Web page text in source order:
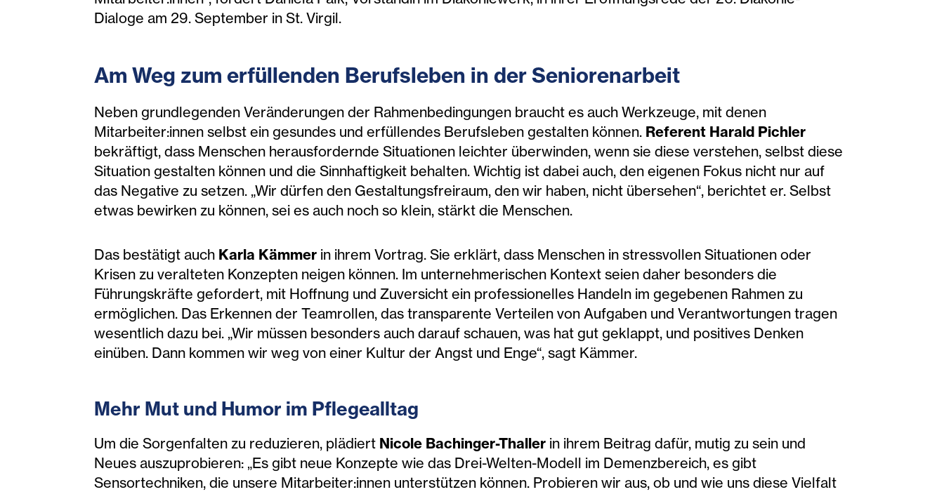
Dialoge am 29. September in St. Virgil.
Am Weg zum erfüllenden Berufsleben in der Seniorenarbeit
Neben grundlegenden Veränderungen der Rahmenbedingungen braucht es auch Werkzeuge, mit denen
Mitarbeiter:innen selbst ein gesundes und erfüllendes Berufsleben gestalten können. Referent Harald Pichler
bekräftigt, dass Menschen herausfordernde Situationen leichter überwinden, wenn sie diese verstehen, selbst diese
Situation gestalten können und die Sinnhaftigkeit behalten. Wichtig ist dabei auch, den eigenen Fokus nicht nur auf
das Negative zu setzen. „Wir dürfen den Gestaltungsfreiraum, den wir haben, nicht übersehen“, berichtet er. Selbst
etwas bewirken zu können, sei es auch noch so klein, stärkt die Menschen.
Das bestätigt auch Karla Kämmer in ihrem Vortrag. Sie erklärt, dass Menschen in stressvollen Situationen oder
Krisen zu veralteten Konzepten neigen können. Im unternehmerischen Kontext seien daher besonders die
Führungskräfte gefordert, mit Hoffnung und Zuversicht ein professionelles Handeln im gegebenen Rahmen zu
ermöglichen. Das Erkennen der Teamrollen, das transparente Verteilen von Aufgaben und Verantwortungen tragen
wesentlich dazu bei. „Wir müssen besonders auch darauf schauen, was hat gut geklappt, und positives Denken
einüben. Dann kommen wir weg von einer Kultur der Angst und Enge“, sagt Kämmer.
Mehr Mut und Humor im Pflegealltag
Um die Sorgenfalten zu reduzieren, plädiert Nicole Bachinger-Thaller in ihrem Beitrag dafür, mutig zu sein und
Neues auszuprobieren: „Es gibt neue Konzepte wie das Drei-Welten-Modell im Demenzbereich, es gibt
Sensortechniken, die unsere Mitarbeiter:innen unterstützen können. Probieren wir aus, ob und wie uns diese Vielfalt